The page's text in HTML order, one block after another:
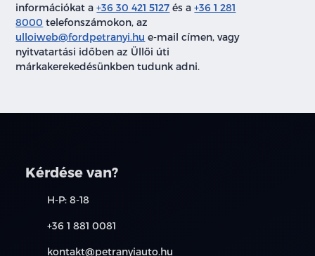
információkat a+36 30 421 5127 és a+36 1 281
8000 telefonszámokon, az
ulloiweb@fordpetranyi.hu e-mail címen, vagy
nyitvatartási időben az Üllői úti
márkakerekedésünkben tudunk adni.
Kérdése van?
H-P: 8-18
+36 1 881 0081
kontakt@petranyiauto.hu